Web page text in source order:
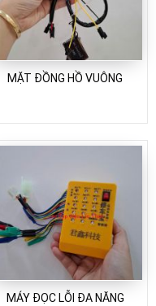
MẶT ĐỒNG HỒ VUÔNG
MÁY ĐỌC LỖI ĐA NĂNG